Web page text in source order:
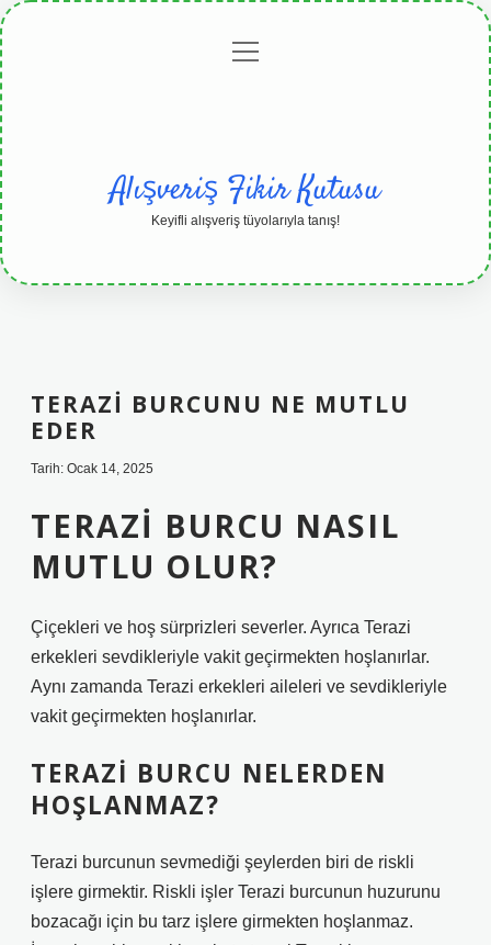
Gizlilikmenüyü
Alışveriş Fikir Kutusu
Keyifli alışveriş tüyolarıyla tanış!
TERAZI BURCUNU NE MUTLU
EDER
Tarih: Ocak 14, 2025
TERAZI BURCU NASIL
MUTLU OLUR?
Çiçekleri ve hoş sürprizleri severler. Ayrıca Terazi
erkekleri sevdikleriyle vakit geçirmekten hoşlanırlar.
Aynı zamanda Terazi erkekleri aileleri ve sevdikleriyle
vakit geçirmekten hoşlanırlar.
TERAZI BURCU NELERDEN
HOŞLANMAZ?
Terazi burcunun sevmediği şeylerden biri de riskli
işlere girmektir. Riskli işler Terazi burcunun huzurunu
bozacağı için bu tarz işlere girmekten hoşlanmaz.